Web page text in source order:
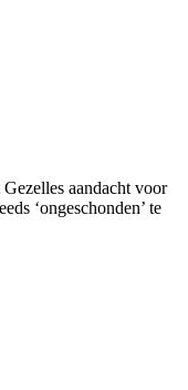
aandacht voor
‘ongeschonden’ te